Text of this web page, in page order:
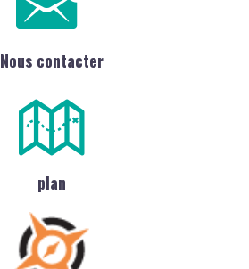
Nous contacter
plan